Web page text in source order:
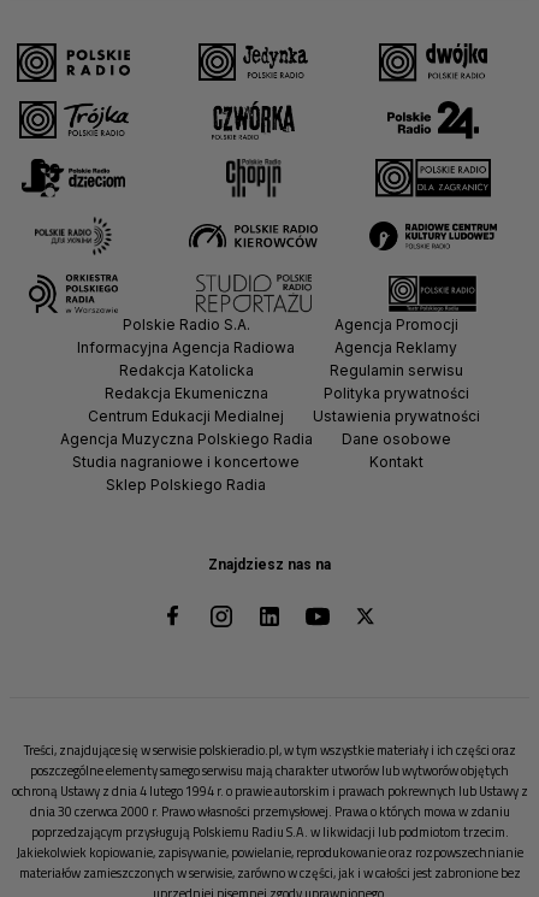
Znajdziesz nas na
Polskie Radio S.A.
Informacyjna Agencja Radiowa
Redakcja Katolicka
Redakcja Ekumeniczna
Centrum Edukacji Medialnej
Agencja Muzyczna Polskiego Radia
Studia nagraniowe i koncertowe
Sklep Polskiego Radia
Agencja Promocji
Agencja Reklamy
Regulamin serwisu
Polityka prywatności
Ustawienia prywatności
Dane osobowe
Kontakt
Treści, znajdujące się w serwisie polskieradio.pl, w tym wszystkie materiały i ich części oraz
poszczególne elementy samego serwisu mają charakter utworów lub wytworów objętych
ochroną Ustawy z dnia 4 lutego 1994 r. o prawie autorskim i prawach pokrewnych lub Ustawy z
dnia 30 czerwca 2000 r. Prawo własności przemysłowej. Prawa o których mowa w zdaniu
poprzedzającym przysługują Polskiemu Radiu S.A. w likwidacji lub podmiotom trzecim.
Jakiekolwiek kopiowanie, zapisywanie, powielanie, reprodukowanie oraz rozpowszechnianie
materiałów zamieszczonych w serwisie, zarówno w części, jak i w całości jest zabronione bez